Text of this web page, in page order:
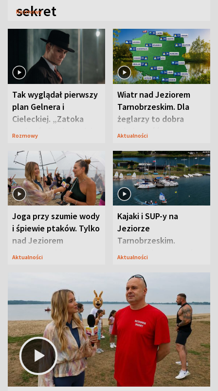
sekret
Rozmowy
Tak wyglądał pierwszy
plan Gelnera i
Cieleckiej. „Zatoka
szpiegów” od razu ich
Rozmowy
Wiatr nad Jeziorem
Tarnobrzeskim. Dla
żeglarzy to dobra
wiadomość
Aktualności
Joga przy szumie wody
i śpiewie ptaków. Tylko
nad Jeziorem
Tarnobrzeskim
Aktualności
Kajaki i SUP-y na
Jeziorze
Tarnobrzeskim.
Przyrodnicy zwracają
Aktualności